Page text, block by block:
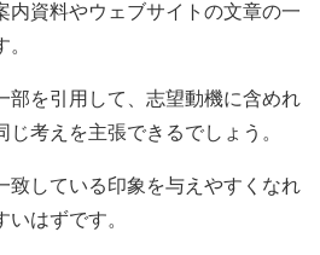
内資料やウェブサイトの文章の一
部を引用して、志望動機に含めれ
考えを主張できるでしょう。
致している印象を与えやすくなれ
はずです。